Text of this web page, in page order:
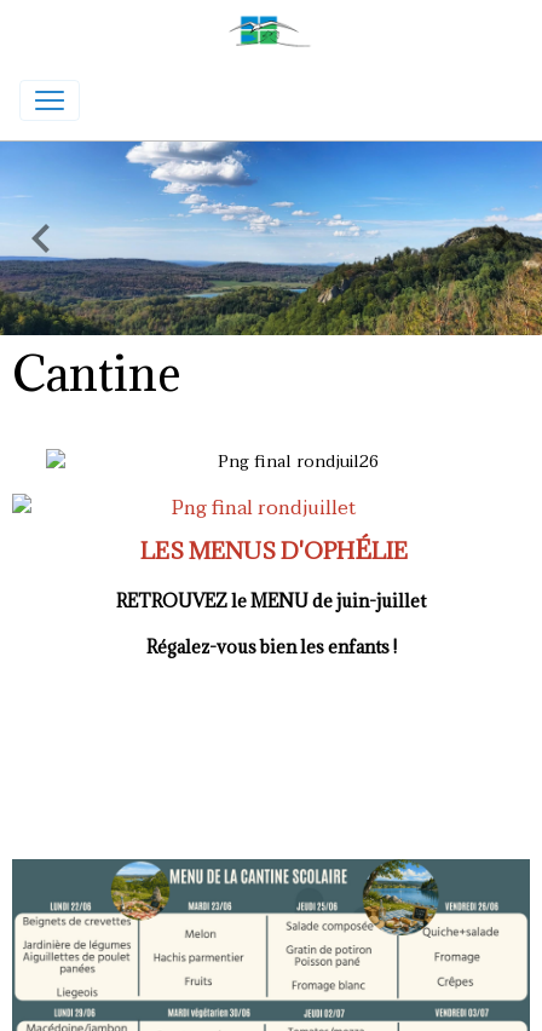
Cantine
LES MENUS D'OPHÉLIE
RETROUVEZ le MENU de juin-juillet
Régalez-vous bien les enfants !